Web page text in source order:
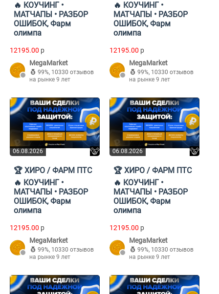
🔥 КОУЧИНГ •
МАТЧАПЫ • РАЗБОР
ОШИБОК, Фарм
олимпа
12195.00 p
MegaMarket
99%, 10330 отзывов
на рынке 9 лет
🔥 КОУЧИНГ •
МАТЧАПЫ • РАЗБОР
ОШИБОК, Фарм
олимпа
12195.00 p
MegaMarket
99%, 10330 отзывов
на рынке 9 лет
06.08.2026
🏆 ХИРО / ФАРМ ПТС
🔥 КОУЧИНГ •
МАТЧАПЫ • РАЗБОР
ОШИБОК, Фарм
олимпа
12195.00 p
MegaMarket
99%, 10330 отзывов
на рынке 9 лет
06.08.2026
🏆 ХИРО / ФАРМ ПТС
🔥 КОУЧИНГ •
МАТЧАПЫ • РАЗБОР
ОШИБОК, Фарм
олимпа
12195.00 p
MegaMarket
99%, 10330 отзывов
на рынке 9 лет